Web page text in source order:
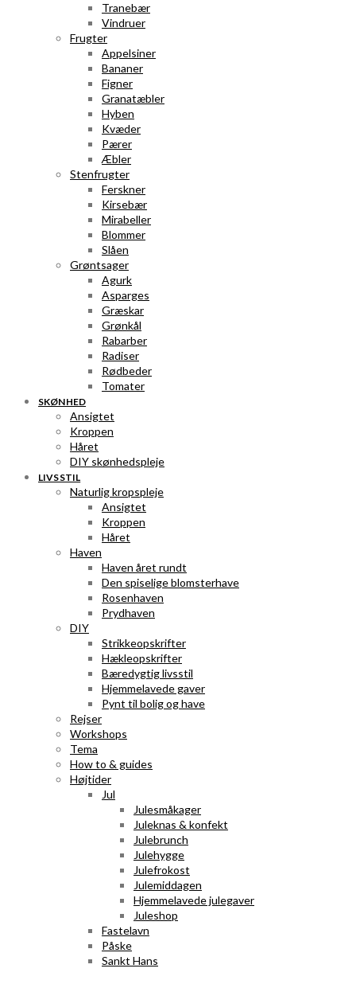
Tranebær
Vindruer
Frugter
Appelsiner
Bananer
Figner
Granatæbler
Hyben
Kvæder
Pærer
Æbler
Stenfrugter
Ferskner
Kirsebær
Mirabeller
Blommer
Slåen
Grøntsager
Agurk
Asparges
Græskar
Grønkål
Rabarber
Radiser
Rødbeder
Tomater
SKØNHED
Ansigtet
Kroppen
Håret
DIY skønhedspleje
LIVSSTIL
Naturlig kropspleje
Ansigtet
Kroppen
Håret
Haven
Haven året rundt
Den spiselige blomsterhave
Rosenhaven
Prydhaven
DIY
Strikkeopskrifter
Hækleopskrifter
Bæredygtig livsstil
Hjemmelavede gaver
Pynt til bolig og have
Rejser
Workshops
Tema
How to & guides
Højtider
Jul
Julesmåkager
Juleknas & konfekt
Julebrunch
Julehygge
Julefrokost
Julemiddagen
Hjemmelavede julegaver
Juleshop
Fastelavn
Påske
Sankt Hans